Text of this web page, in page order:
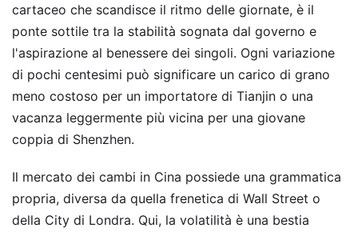
cartaceo che scandisce il ritmo delle giornate, è il
ponte sottile tra la stabilità sognata dal governo e
l'aspirazione al benessere dei singoli. Ogni variazione
di pochi centesimi può significare un carico di grano
meno costoso per un importatore di Tianjin o una
vacanza leggermente più vicina per una giovane
coppia di Shenzhen.
Il mercato dei cambi in Cina possiede una grammatica
propria, diversa da quella frenetica di Wall Street o
della City di Londra. Qui, la volatilità è una bestia